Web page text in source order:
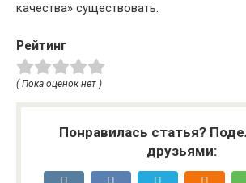
качества» существовать.
Рейтинг
( Пока оценок нет )
Понравилась статья?
друзьями: